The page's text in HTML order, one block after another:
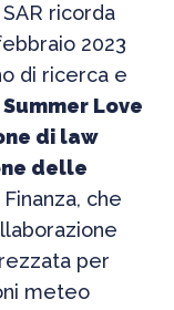
ricorda
2023
di ricerca e
Love
di law
delle
che
per
meteo